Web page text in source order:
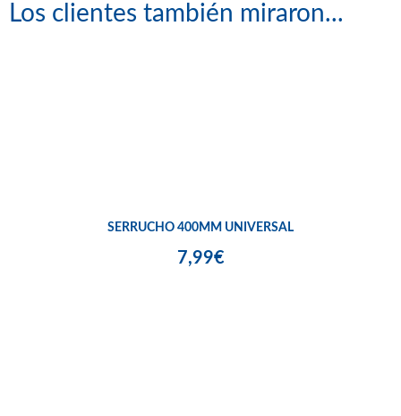
Los clientes también miraron...
SERRUCHO 400MM UNIVERSAL
7,99€